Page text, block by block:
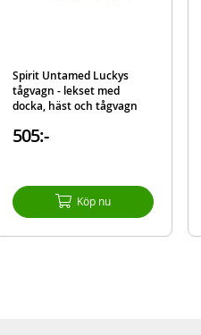
Spirit Untamed Luckys
tågvagn - lekset med
docka, häst och tågvagn
505:-
Köp nu